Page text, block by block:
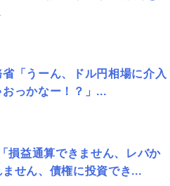
「うーん、ドル円相場に介入
おっかなー！？」...
損益通算できません、レバか
ません、債権に投資でき...